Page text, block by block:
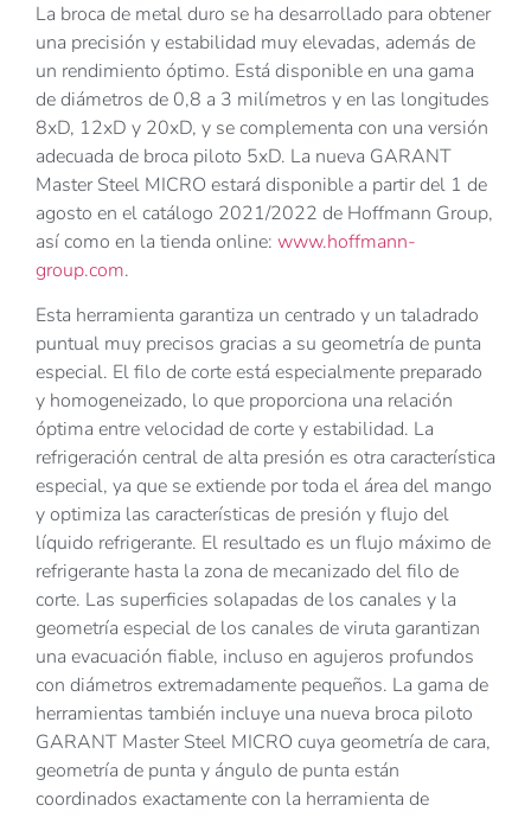
La broca de metal duro se ha desarrollado para obtener
una precisión y estabilidad muy elevadas, además de
un rendimiento óptimo. Está disponible en una gama
de diámetros de 0,8 a 3 milímetros y en las longitudes
8xD, 12xD y 20xD, y se complementa con una versión
adecuada de broca piloto 5xD. La nueva GARANT
Master Steel MICRO estará disponible a partir del 1 de
agosto en el catálogo 2021/2022 de Hoffmann Group,
así como en la tienda online: www.hoffmann-
group.com.
Esta herramienta garantiza un centrado y un taladrado
puntual muy precisos gracias a su geometría de punta
especial. El filo de corte está especialmente preparado
y homogeneizado, lo que proporciona una relación
óptima entre velocidad de corte y estabilidad. La
refrigeración central de alta presión es otra característica
especial, ya que se extiende por toda el área del mango
y optimiza las características de presión y flujo del
líquido refrigerante. El resultado es un flujo máximo de
refrigerante hasta la zona de mecanizado del filo de
corte. Las superficies solapadas de los canales y la
geometría especial de los canales de viruta garantizan
una evacuación fiable, incluso en agujeros profundos
con diámetros extremadamente pequeños. La gama de
herramientas también incluye una nueva broca piloto
GARANT Master Steel MICRO cuya geometría de cara,
geometría de punta y ángulo de punta están
coordinados exactamente con la herramienta de